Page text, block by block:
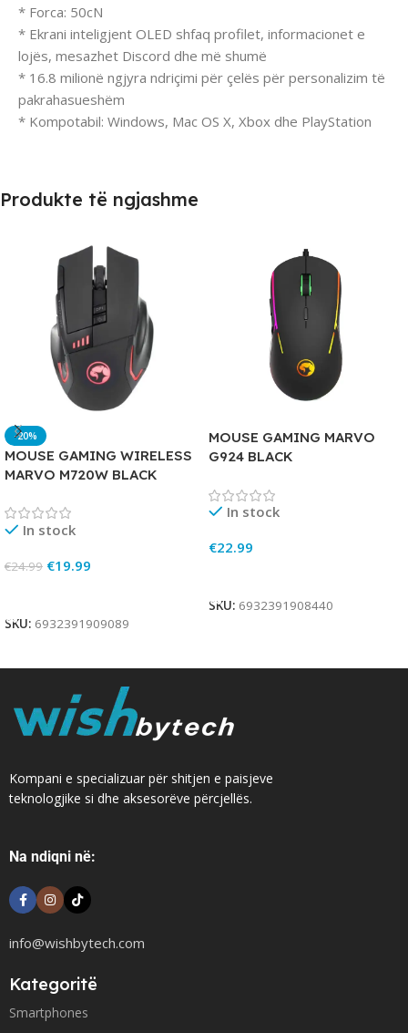
* Forca: 50cN
* Ekrani inteligjent OLED shfaq profilet, informacionet e
lojës, mesazhet Discord dhe më shumë
* 16.8 milionë ngjyra ndriçimi për çelës për personalizim të
pakrahasueshëm
* Kompotabil: Windows, Mac OS X, Xbox dhe PlayStation
Produkte të ngjashme
-20%
MOUSE GAMING WIRELESS
MARVO M720W BLACK
In stock
€24.99 €19.99
SKU: 6932391909089
MOUSE GAMING MARVO
G924 BLACK
In stock
€22.99
SKU: 6932391908440
Kompani e specializuar për shitjen e paisjeve
teknologjike si dhe aksesorëve përcjellës.
Na ndiqni në:
info@wishbytech.com
Kategoritë
Smartphones